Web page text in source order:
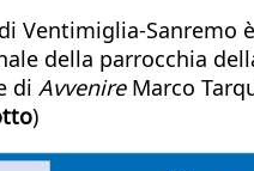
Sanremo
della parrocchia
di Avvenire Marco
)